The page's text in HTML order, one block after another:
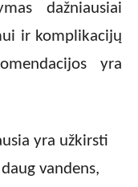
dažniausiai
ir komplikacijų
yra
yra užkirsti
vandens,